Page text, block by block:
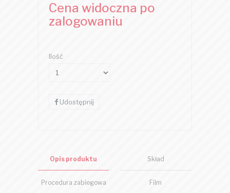
Cena widoczna po
zalogowaniu
Ilość
Udostępnij
Opis produktu Skład
Procedura zabiegowa Film